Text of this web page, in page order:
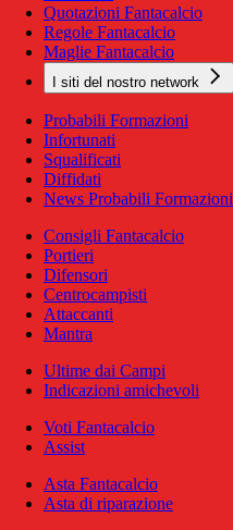
Quotazioni Fantacalcio
Regole Fantacalcio
Maglie Fantacalcio
I siti del nostro network
Probabili Formazioni
Infortunati
Squalificati
Diffidati
News Probabili Formazioni
Consigli Fantacalcio
Portieri
Difensori
Centrocampisti
Attaccanti
Mantra
Ultime dai Campi
Indicazioni amichevoli
Voti Fantacalcio
Assist
Asta Fantacalcio
Asta di riparazione